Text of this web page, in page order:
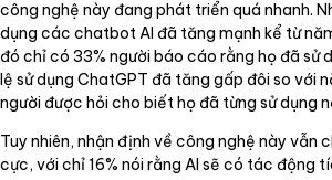
công nghệ này đang phát triển quá nhanh.
dụng các chatbot AI đã tăng mạnh kể từ
đó chỉ có 33% người báo cáo rằng họ đã sử
lệ sử dụng ChatGPT đã tăng gấp đôi so với
người được hỏi cho biết họ đã từng sử dụng
Tuy nhiên, nhận định về công nghệ này vẫn
cực, với chỉ 16% nói rằng AI sẽ có tác động